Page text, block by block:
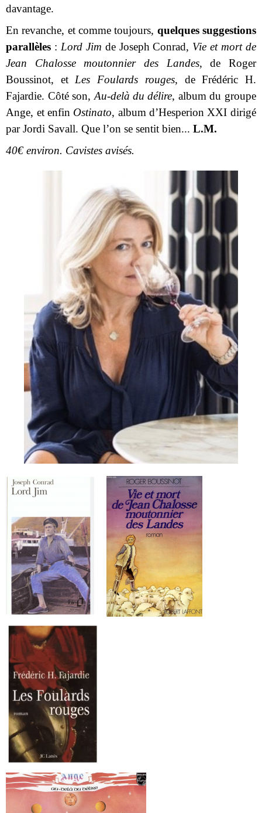
davantage.
En revanche, et comme toujours, quelques suggestions
parallèles : Lord Jim de Joseph Conrad, Vie et mort de
Jean Chalosse moutonnier des Landes, de Roger
Boussinot, et Les Foulards rouges, de Frédéric H.
Fajardie. Côté son, Au-delà du délire, album du groupe
Ange, et enfin Ostinato, album d’Hesperion XXI dirigé
par Jordi Savall. Que l’on se sentit bien...L.M.
40€ environ. Cavistes avisés.